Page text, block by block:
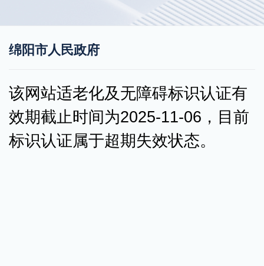
绵阳市人民政府
该网站适老化及无障碍标识认证有
效期截止时间为2025-11-06，目前
标识认证属于超期失效状态。